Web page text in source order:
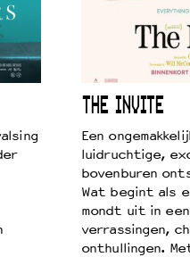
THE INVITE
Een
luidruchtige,
bovenburen
Wat begint als
mondt uit in
verrassingen,
onthullingen.